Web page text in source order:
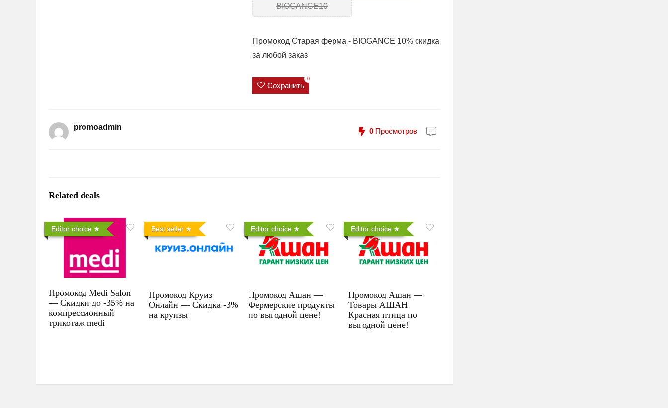
BIOGANCE10
Промокод Старая ферма - BIOGANCE 10% скидка
за любой заказ
Сохранить
0
promoadmin 0 Просмотров
Related deals
Editor choice
Промокод Medi Salon
— Скидки до -35% на
компрессионный
трикотаж medi
Best seller
Промокод Круиз
Онлайн — Скидка -3%
на круизы
Editor choice
Промокод Ашан —
Фермерские продукты
по выгодной цене!
Editor choice
Промокод Ашан —
Товары АШАН
Красная птица по
выгодной цене!